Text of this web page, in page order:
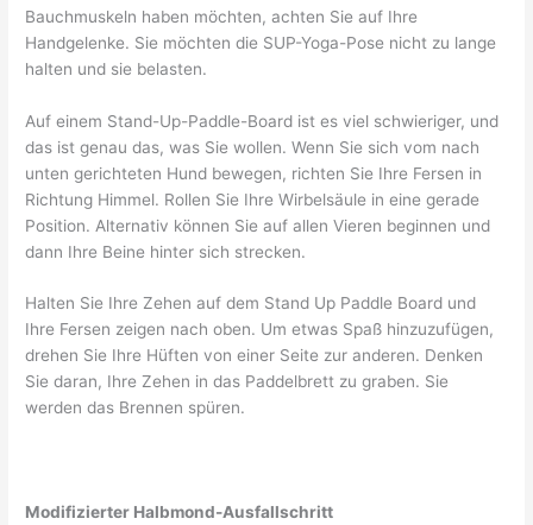
Bauchmuskeln haben möchten, achten Sie auf Ihre
Handgelenke. Sie möchten die SUP-Yoga-Pose nicht zu lange
halten und sie belasten.
Auf einem Stand-Up-Paddle-Board ist es viel schwieriger, und
das ist genau das, was Sie wollen. Wenn Sie sich vom nach
unten gerichteten Hund bewegen, richten Sie Ihre Fersen in
Richtung Himmel. Rollen Sie Ihre Wirbelsäule in eine gerade
Position. Alternativ können Sie auf allen Vieren beginnen und
dann Ihre Beine hinter sich strecken.
Halten Sie Ihre Zehen auf dem Stand Up Paddle Board und
Ihre Fersen zeigen nach oben. Um etwas Spaß hinzuzufügen,
drehen Sie Ihre Hüften von einer Seite zur anderen. Denken
Sie daran, Ihre Zehen in das Paddelbrett zu graben. Sie
werden das Brennen spüren.
Modifizierter Halbmond-Ausfallschritt